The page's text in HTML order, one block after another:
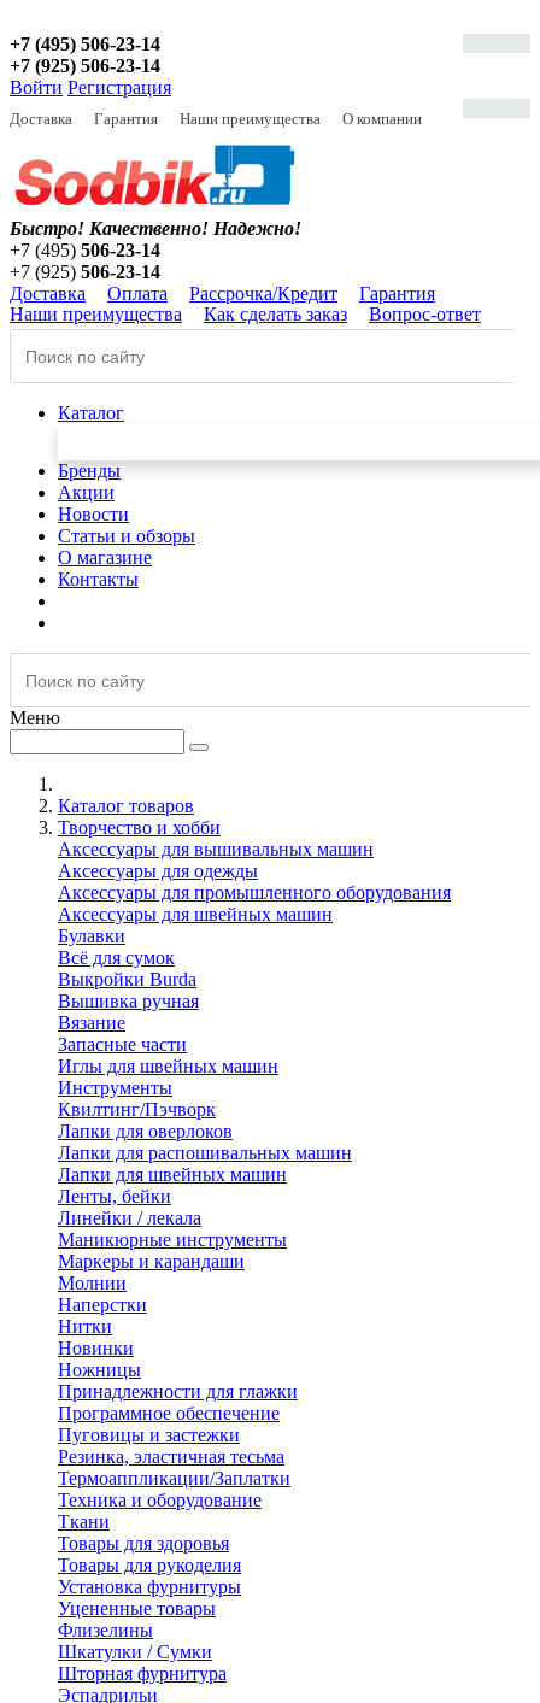
+7 (495) 506-23-14
+7 (925) 506-23-14
Войти Регистрация
Доставка Гарантия Наши преимущества О компании
Быстро! Качественно! Надежно!
+7 (495) 506-23-14
+7 (925) 506-23-14
Доставка
Оплата Рассрочка/Кредит
Гарантия
Наши преимущества
Как сделать заказ Вопрос-ответ
Каталог
Бренды
Акции
Новости
Статьи и обзоры
О магазине
Контакты
Меню
Каталог товаров
Творчество и хобби
Аксессуары для вышивальных машин
Аксессуары для одежды
Аксессуары для промышленного оборудования
Аксессуары для швейных машин
Булавки
Всё для сумок
Выкройки Burda
Вышивка ручная
Вязание
Запасные части
Иглы для швейных машин
Инструменты
Квилтинг/Пэчворк
Лапки для оверлоков
Лапки для распошивальных машин
Лапки для швейных машин
Ленты, бейки
Линейки / лекала
Маникюрные инструменты
Маркеры и карандаши
Молнии
Наперстки
Нитки
Новинки
Ножницы
Принадлежности для глажки
Программное обеспечение
Пуговицы и застежки
Резинка, эластичная тесьма
Термоаппликации/Заплатки
Техника и оборудование
Ткани
Товары для здоровья
Товары для рукоделия
Установка фурнитуры
Уцененные товары
Флизелины
Шкатулки / Сумки
Шторная фурнитура
Эспадрильи